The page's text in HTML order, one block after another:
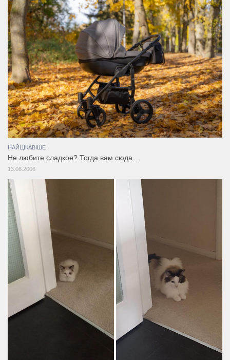
НАЙЦІКАВІШЕ
Не любите сладкое? Тогда вам сюда…
13.06.2006